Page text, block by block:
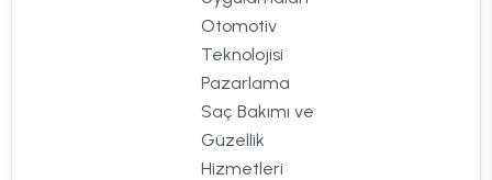
Otomotiv
Teknolojisi
Pazarlama
Saç Bakımı ve
Güzellik
Hizmetleri